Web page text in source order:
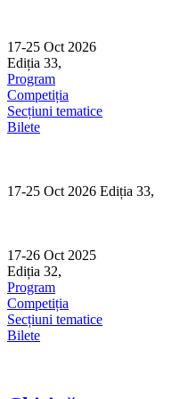
content
17-25 Oct 2026
Ediția 33,
Program
Competiția
Secțiuni tematice
Bilete
17-25 Oct 2026 Ediția 33,
17-26 Oct 2025
Ediția 32,
Program
Competiția
Secțiuni tematice
Bilete